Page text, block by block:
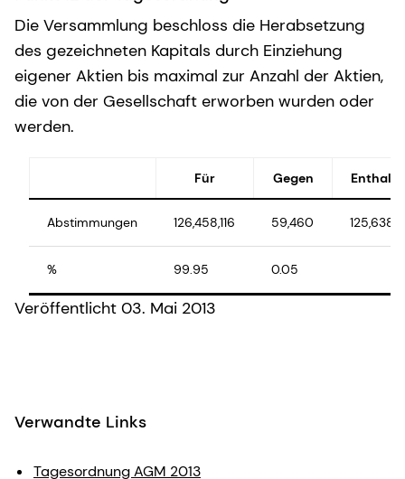
Die Versammlung beschloss die Herabsetzung
des gezeichneten Kapitals durch Einziehung
eigener Aktien bis maximal zur Anzahl der Aktien,
die von der Gesellschaft erworben wurden oder
werden.
Für Gegen
Abstimmungen 126,458,116 59,460 125,638
% 99.95 0.05
Veröffentlicht 03. Mai 2013
Verwandte Links
Tagesordnung AGM 2013